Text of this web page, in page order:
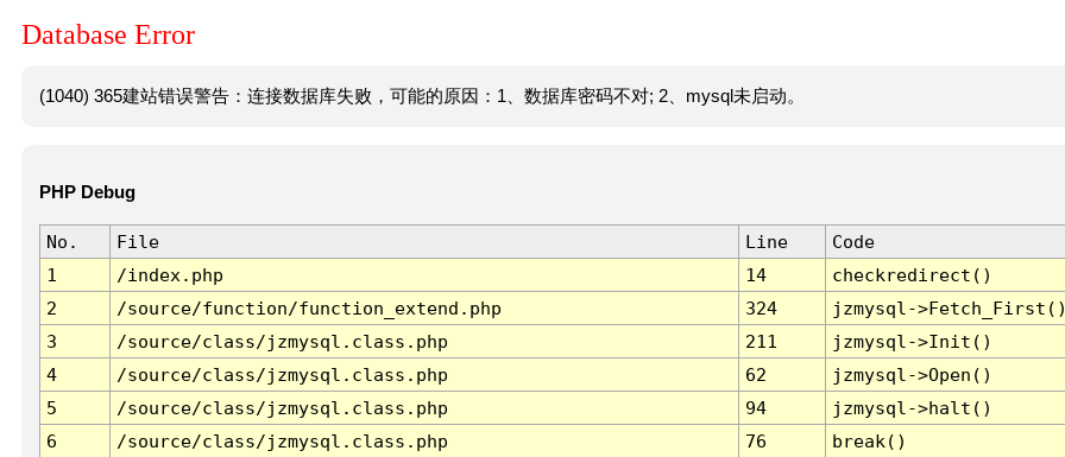
Database Error
(1040) 365建站错误警告：连接数据库失败，可能的原因：1、数据库密码不对; 2、mysql未启动。
PHP Debug
No. File Line
Code
1
/index.php 14
checkredirect()
2
/source/function/function_extend.php 324
jzmysql-
3
/source/class/jzmysql.class.php 211
jzmysql->Init()
4
/source/class/jzmysql.class.php 62
jzmysql->Open()
5
/source/class/jzmysql.class.php 94
jzmysql->halt()
6
/source/class/jzmysql.class.php 76 break()